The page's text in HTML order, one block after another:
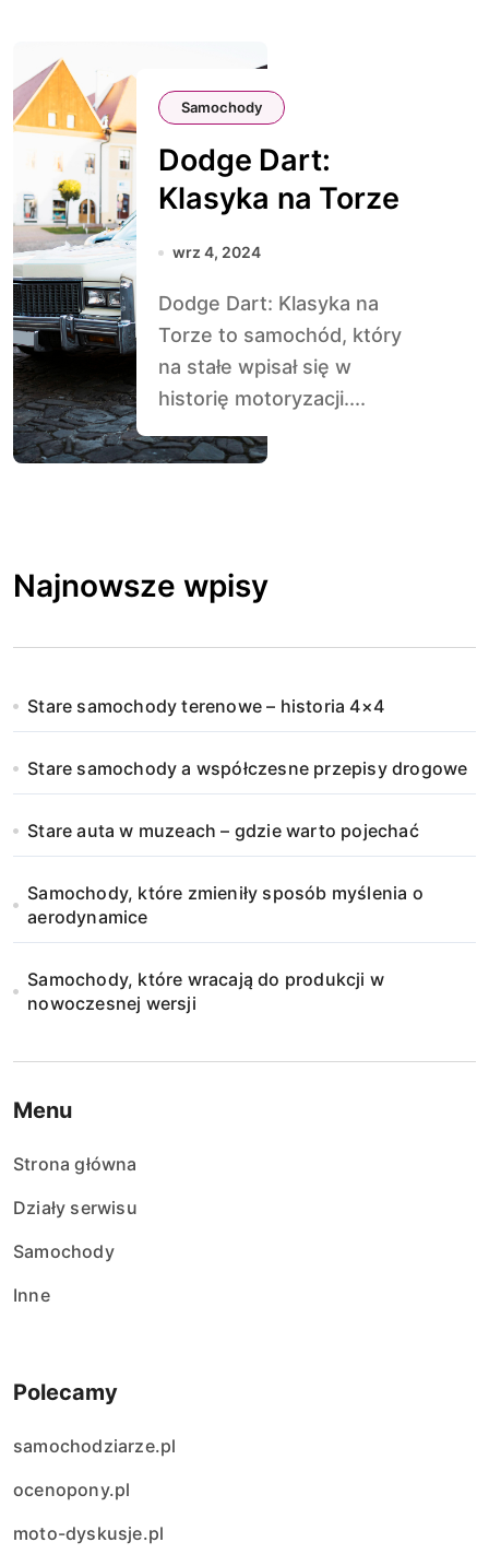
Samochody
Dodge Dart:
Klasyka na Torze
wrz 4, 2024
Dodge Dart: Klasyka na
Torze to samochód, który
na stałe wpisał się w
historię motoryzacji....
Najnowsze wpisy
Stare samochody terenowe – historia 4×4
Stare samochody a współczesne przepisy drogowe
Stare auta w muzeach – gdzie warto pojechać
Samochody, które zmieniły sposób myślenia o
aerodynamice
Samochody, które wracają do produkcji w
nowoczesnej wersji
Menu
Strona główna
Działy serwisu
Samochody
Inne
Polecamy
samochodziarze.pl
ocenopony.pl
moto-dyskusje.pl